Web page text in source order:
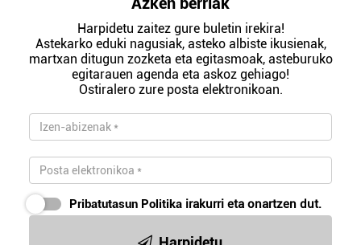
Harpidetu zaitez gure buletin irekira!
Astekarko eduki nagusiak, asteko albiste ikusienak,
martxan ditugun zozketa eta egitasmoak, asteburuko
egitarauen agenda eta askoz gehiago!
Ostiralero zure posta elektronikoan.
Pribatutasun Politika irakurri eta onartzen dut.